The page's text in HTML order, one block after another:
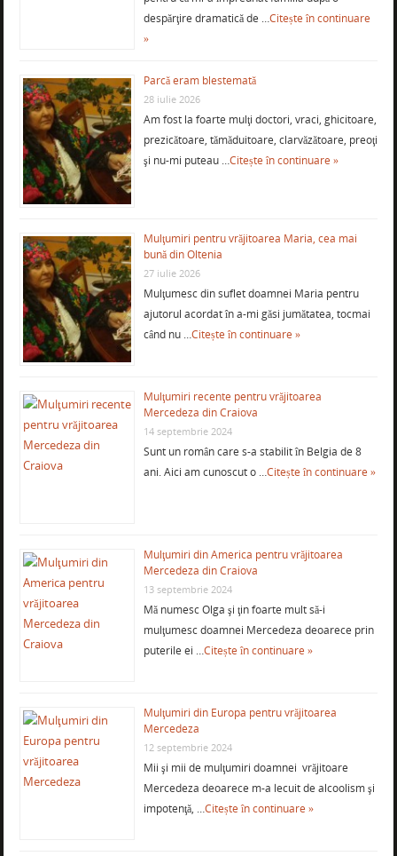
despărţire dramatică de …Citește în continuare
»
Parcă eram blestemată
28 iulie 2026
Am fost la foarte mulţi doctori, vraci, ghicitoare,
prezicătoare, tămăduitoare, clarvăzătoare, preoţi
şi nu-mi puteau …Citește în continuare »
Mulţumiri pentru vrăjitoarea Maria, cea mai
bună din Oltenia
27 iulie 2026
Mulţumesc din suflet doamnei Maria pentru
ajutorul acordat în a-mi găsi jumătatea, tocmai
când nu …Citește în continuare »
Mulţumiri recente pentru vrăjitoarea
Mercedeza din Craiova
14 septembrie 2024
Sunt un român care s-a stabilit în Belgia de 8
ani. Aici am cunoscut o …Citește în continuare »
Mulţumiri din America pentru vrăjitoarea
Mercedeza din Craiova
13 septembrie 2024
Mă numesc Olga şi ţin foarte mult să-i
mulţumesc doamnei Mercedeza deoarece prin
puterile ei …Citește în continuare »
Mulţumiri din Europa pentru vrăjitoarea
Mercedeza
12 septembrie 2024
Mii şi mii de mulţumiri doamnei vrăjitoare
Mercedeza deoarece m-a lecuit de alcoolism şi
impotenţă, …Citește în continuare »